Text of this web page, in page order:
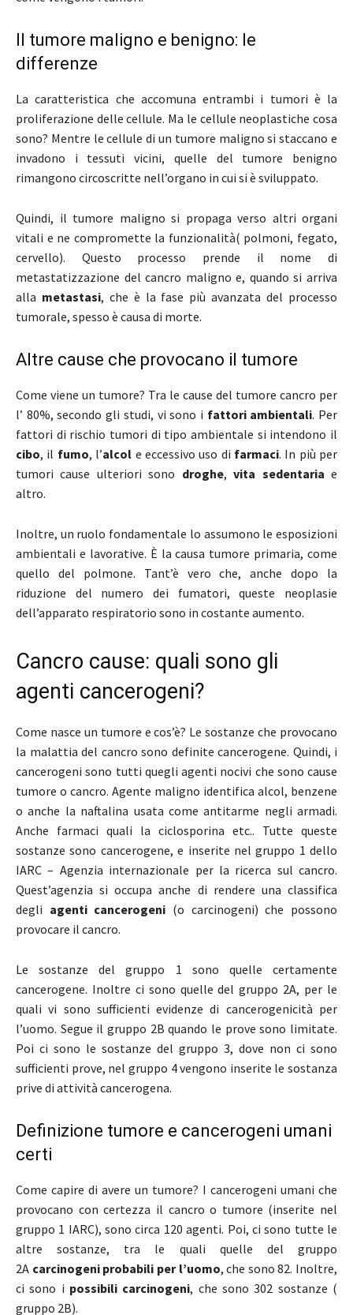
Il tumore maligno e benigno: le
differenze
La caratteristica che accomuna entrambi i tumori è la
proliferazione delle cellule. Ma le cellule neoplastiche cosa
sono? Mentre le cellule di un tumore maligno si staccano e
invadono i tessuti vicini, quelle del tumore benigno
rimangono circoscritte nell’organo in cui si è sviluppato.
Quindi, il tumore maligno si propaga verso altri organi
vitali e ne compromette la funzionalità( polmoni, fegato,
cervello). Questo processo prende il nome di
metastatizzazione del cancro maligno e, quando si arriva
alla metastasi, che è la fase più avanzata del processo
tumorale, spesso è causa di morte.
Altre cause che provocano il tumore
Come viene un tumore? Tra le cause del tumore cancro per
l’ 80%, secondo gli studi, vi sono i fattori ambientali. Per
fattori di rischio tumori di tipo ambientale si intendono il
cibo, il fumo, l’alcol e eccessivo uso di farmaci. In più per
tumori cause ulteriori sono droghe, vita sedentaria e
altro.
Inoltre, un ruolo fondamentale lo assumono le esposizioni
ambientali e lavorative. È la causa tumore primaria, come
quello del polmone. Tant’è vero che, anche dopo la
riduzione del numero dei fumatori, queste neoplasie
dell’apparato respiratorio sono in costante aumento.
Cancro cause: quali sono gli
agenti cancerogeni?
Come nasce un tumore e cos’è? Le sostanze che provocano
la malattia del cancro sono definite cancerogene. Quindi, i
cancerogeni sono tutti quegli agenti nocivi che sono cause
tumore o cancro. Agente maligno identifica alcol, benzene
o anche la naftalina usata come antitarme negli armadi.
Anche farmaci quali la ciclosporina etc.. Tutte queste
sostanze sono cancerogene, e inserite nel gruppo 1 dello
IARC – Agenzia internazionale per la ricerca sul cancro.
Quest’agenzia si occupa anche di rendere una classifica
degli agenti cancerogeni (o carcinogeni) che possono
provocare il cancro.
Le sostanze del gruppo 1 sono quelle certamente
cancerogene. Inoltre ci sono quelle del gruppo 2A, per le
quali vi sono sufficienti evidenze di cancerogenicità per
l’uomo. Segue il gruppo 2B quando le prove sono limitate.
Poi ci sono le sostanze del gruppo 3, dove non ci sono
sufficienti prove, nel gruppo 4 vengono inserite le sostanza
prive di attività cancerogena.
Definizione tumore e cancerogeni umani
certi
Come capire di avere un tumore? I cancerogeni umani che
provocano con certezza il cancro o tumore (inserite nel
gruppo 1 IARC), sono circa 120 agenti. Poi, ci sono tutte le
altre sostanze, tra le quali quelle del gruppo
2A carcinogeni probabili per l’uomo, che sono 82. Inoltre,
ci sono i possibili carcinogeni, che sono 302 sostanze (
gruppo 2B).